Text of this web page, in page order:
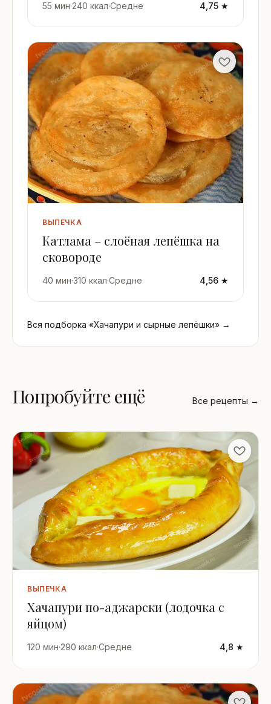
55 мин·240 ккал·Средне 4,75 ★
ВЫПЕЧКА
Катлама – слоёная лепёшка на
сковороде
40 мин·310 ккал·Средне 4,56 ★
Вся подборка «Хачапури и сырные лепёшки» →
Попробуйте ещё Все рецепты →
ВЫПЕЧКА
Хачапури по-аджарски (лодочка с
яйцом)
120 мин·290 ккал·Средне 4,8 ★